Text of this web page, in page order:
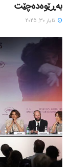
بەڕێوەدەچێت
ئایار 30, 2025